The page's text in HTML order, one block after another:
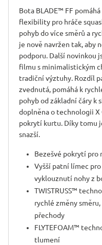
Bota BLADE™ FF
flexibility pro hráče
pohyb do více směrů a
je nově navržen tak, aby
podporu. Další novinkou
filmu s minimalistickým
tradiční výztuhy. Rozdíl
zvednutá, pomáhá k
pohyb od základní čáry k
doplněna o technologii X
pokrytí kurtu. Díky tomu
snazší.
Bezešvé pokrytí pro
Vyšší patní límec
vyklouznutí nohy z
TWISTRUSS™
rychlé změny
přechody
FLYTEFOAM™
tlumení